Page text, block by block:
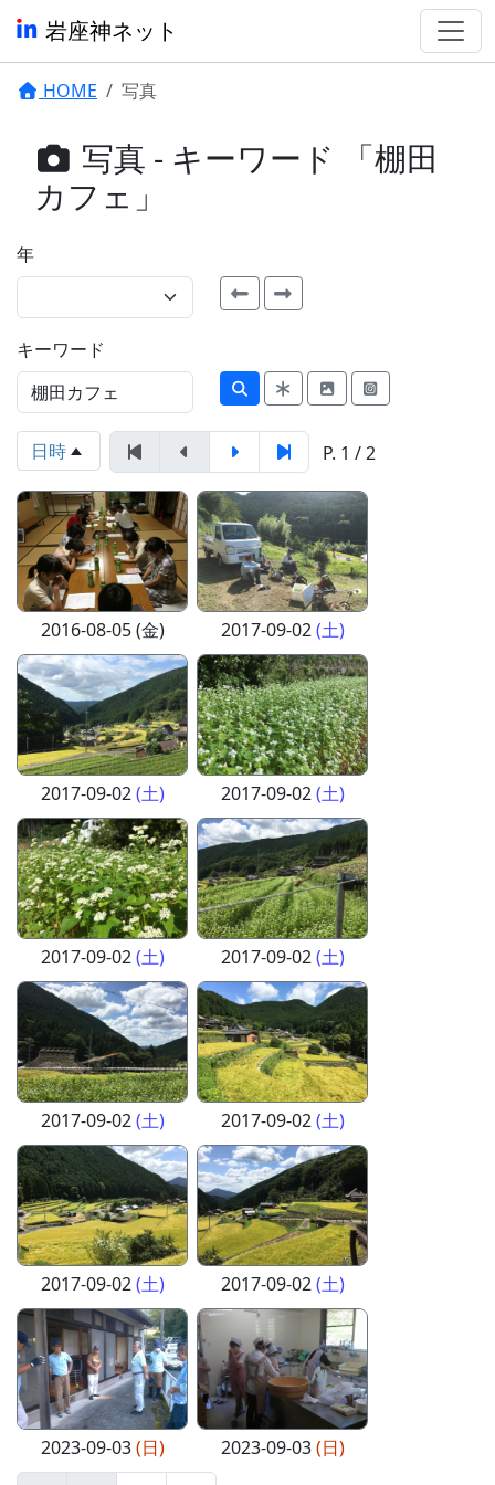
岩座神ネット
HOME 写真
写真 - キーワード 「棚田
カフェ」
年
キーワード
日時 P. 1 / 2
2016-08-05 (金) 2017-09-02(土)
2017-09-02(土) 2017-09-02(土)
2017-09-02(土) 2017-09-02(土)
2017-09-02(土) 2017-09-02(土)
2017-09-02(土) 2017-09-02(土)
2023-09-03(日) 2023-09-03(日)